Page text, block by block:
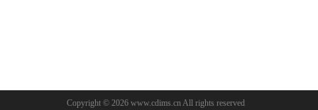
Copyright © 2026 www.cdims.cn All rights reserved